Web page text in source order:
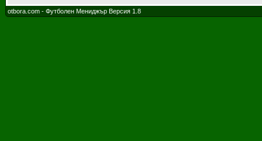
otbora.com - Футболен Мениджър Версия 1.8